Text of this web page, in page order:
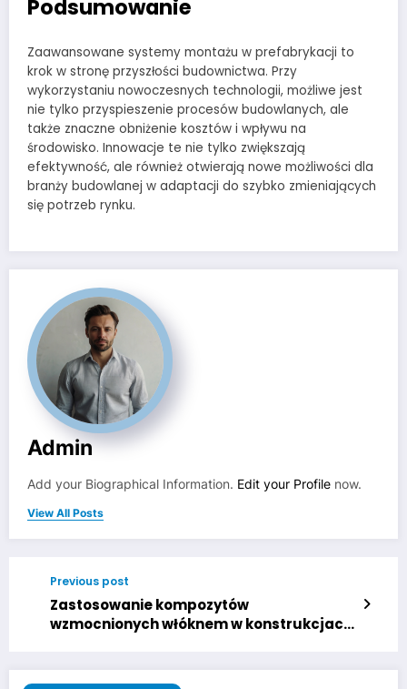
Podsumowanie
Zaawansowane systemy montażu w prefabrykacji to
krok w stronę przyszłości budownictwa. Przy
wykorzystaniu nowoczesnych technologii, możliwe jest
nie tylko przyspieszenie procesów budowlanych, ale
także znaczne obniżenie kosztów i wpływu na
środowisko. Innowacje te nie tylko zwiększają
efektywność, ale również otwierają nowe możliwości dla
branży budowlanej w adaptacji do szybko zmieniających
się potrzeb rynku.
Admin
Add your Biographical Information. Edit your Profile now.
View All Posts
Previous post
Zastosowanie kompozytów
wzmocnionych włóknem w konstrukcjach